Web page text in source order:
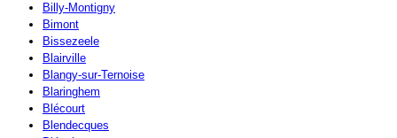
Billy-Montigny
Bimont
Bissezeele
Blairville
Blangy-sur-Ternoise
Blaringhem
Blécourt
Blendecques